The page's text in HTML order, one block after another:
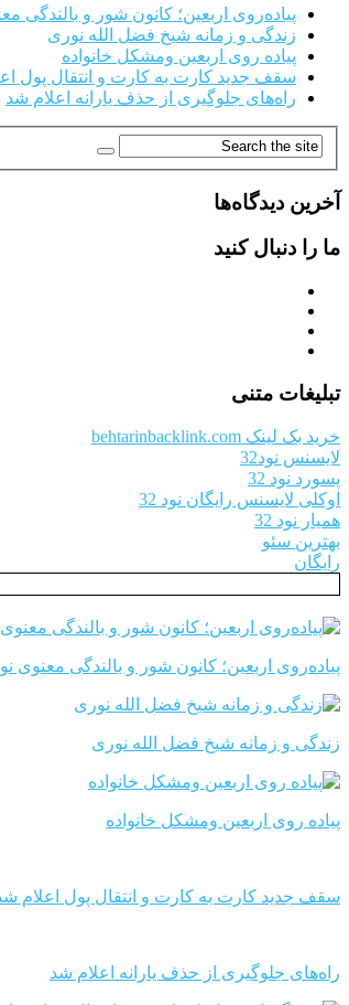
پیاده‌روی اربعین؛ کانون شور و بالندگی
زندگی و زمانه شیخ فضل الله نوری
پیاده روی اربعین ومشکل خانواده
سقف جدید کارت به کارت و انتقال پول
راه‌های جلوگیری از حذف یارانه اعلام شد
آخرین دیدگاه‌ها
ما را دنبال کنید
تبلیغات متنی
خرید بک لینک behtarinbacklink.com
لایسنس نود32
پسورد نود 32
اوکلی لایسنس رایگان نود 32
همیار نود 32
بهترین سئو
رایگان
پیاده‌روی اربعین؛ کانون شور و بالندگی معنوی
زندگی و زمانه شیخ فضل الله نوری
پیاده روی اربعین ومشکل خانواده
سقف جدید کارت به کارت و انتقال پول اعلام
راه‌های جلوگیری از حذف یارانه اعلام شد